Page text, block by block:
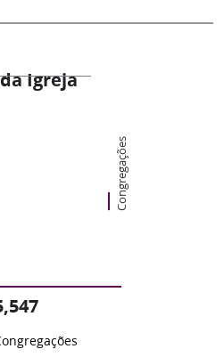
Igreja
Congregações